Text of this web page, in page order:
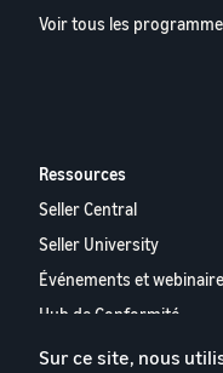
Voir tous les
Ressources
Seller Central
Seller University
Événements et
Hub de Conformité
Sur ce site, nous